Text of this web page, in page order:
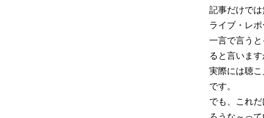
記事だけで
ライブ・レ
一言で言う
ると言いま
実際には聴
です。
でも、これ